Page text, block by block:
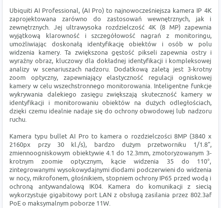
Ubiquiti AI Professional, (AI Pro) to najnowocześniejsza kamera IP 4K
zaprojektowana zarówno do zastosowań wewnętrznych, jak i
zewnętrznych. Jej ultrawysoka rozdzielczość 4K (8 MP) zapewnia
wyjątkową klarowność i szczegółowość nagrań z monitoringu,
umożliwiając doskonałą identyfikację obiektów i osób w polu
widzenia kamery. Ta zwiększona gęstość pikseli zapewnia ostry i
wyraźny obraz, kluczowy dla dokładnej identyfikacji i kompleksowej
analizy w scenariuszach nadzoru. Dodatkową zaletą jest 3-krotny
zoom optyczny, zapewniający elastyczność regulacji ogniskowej
kamery w celu wszechstronnego monitorowania. Inteligentne funkcje
wykrywania dalekiego zasięgu zwiększają skuteczność kamery w
identyfikacji i monitorowaniu obiektów na dużych odległościach,
dzięki czemu idealnie nadaje się do ochrony obwodowej lub nadzoru
ruchu.
Kamera typu bullet AI Pro to kamera o rozdzielczości 8MP (3840 x
2160px przy 30 kl./s), bardzo dużym przetworniku 1/1.8",
zmiennoogniskowym obiektywie 4.1 do 12.3mm, zmotoryzowanym 3-
krotnym zoomie optycznym, kącie widzenia 35 do 110°,
zintegrowanymi wysokowydajnymi diodami podczerwieni do widzenia
w nocy, mikrofonem, głośnikiem, stopniem ochrony IP65 przed wodą i
ochroną antywandalową IK04. Kamera do komunikacji z siecią
wykorzystuje gigabitowy port LAN z obsługą zasilania przez 802.3af
PoE o maksymalnym poborze 11W.